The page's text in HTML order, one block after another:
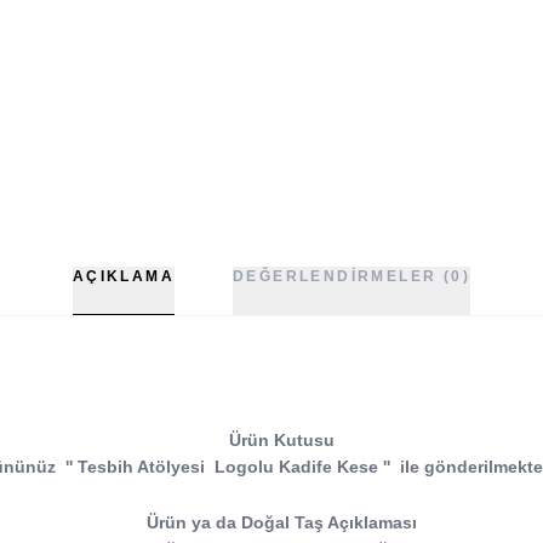
AÇIKLAMA DEĞERLENDIRMELER (0)
Ürün Kutusu
'' Tesbih Atölyesi Logolu Kadife Kese '' ile
Ürün ya da Doğal Taş Açıklaması